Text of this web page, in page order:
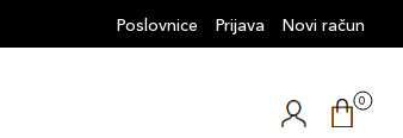
Poslovnice Prijava Novi račun
0